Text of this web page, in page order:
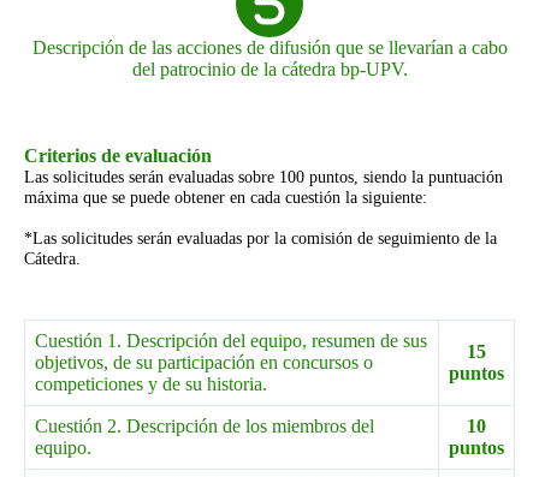
Descripción de las acciones de difusión que se llevarían a cabo
del patrocinio de la cátedra bp-UPV.
Criterios de evaluación
Las solicitudes serán evaluadas sobre 100 puntos, siendo la puntuación
máxima que se puede obtener en cada cuestión la siguiente:
*Las solicitudes serán evaluadas por la comisión de seguimiento de la
Cátedra.
Cuestión 1. Descripción del equipo, resumen de sus
objetivos, de su participación en concursos o
competiciones y de su historia.
15
puntos
Cuestión 2. Descripción de los miembros del
equipo.
10
puntos